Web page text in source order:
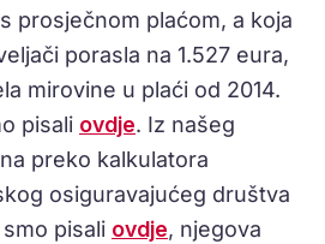
prosječnom plaćom, a koja
porasla na 1.527 eura,
mirovine u plaći od 2014.
pisali ovdje. Iz našeg
preko kalkulatora
osiguravajućeg društva
pisali ovdje, njegova